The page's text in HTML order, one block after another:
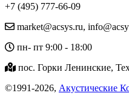
+7 (495) 777-66-09
market@acsys.ru,
пн- пт 9:00 - 18:00
пос. Горки Ленинские,
©1991-2026, Акустические